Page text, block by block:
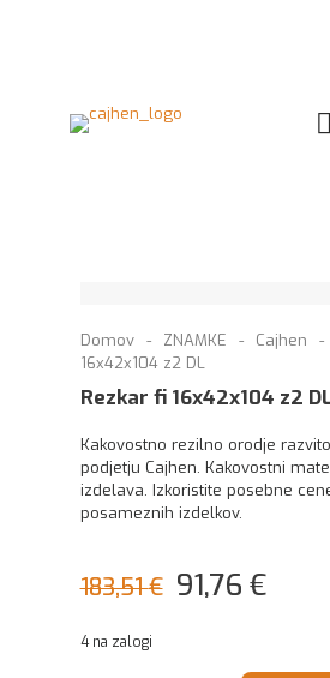
Domov - ZNAMKE - Cajhen -
16x42x104 z2 DL
Rezkar fi 16x42x104 z2
Kakovostno rezilno orodje
podjetju Cajhen. Kakovostni
izdelava. Izkoristite posebne
posameznih izdelkov.
183,51€ Izvirna
91,76 €
4 na zalogi